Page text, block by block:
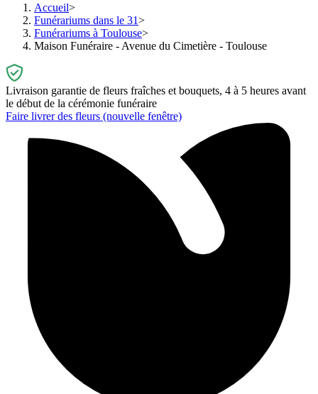
Accueil
Funérariums dans le 31
Funérariums à Toulouse
Maison Funéraire - Avenue du Cimetière - Toulouse
Livraison garantie de fleurs fraîches et bouquets, 4 à 5 heures avant
le début de la cérémonie funéraire
Faire livrer des fleurs (nouvelle fenêtre)